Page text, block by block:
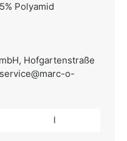
Polyamid
Hofgartenstraße
service@marc-o-
l